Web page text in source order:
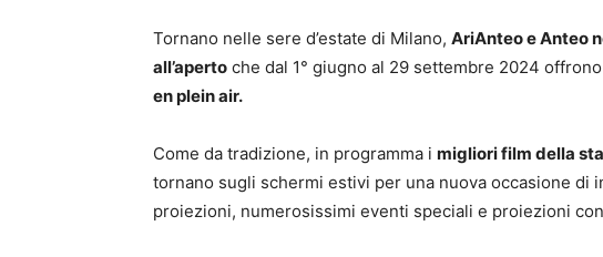
Tornano nelle sere d’estate di Milano, AriAnteo e Anteo
all’aperto che dal 1° giugno al 29 settembre 2024
en plein air.
Come da tradizione, in programma i migliori film della
tornano sugli schermi estivi per una nuova occasione di
proiezioni, numerosissimi eventi speciali e proiezioni